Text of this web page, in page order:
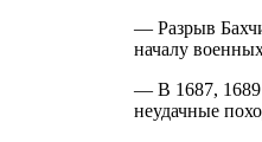
— Разрыв
началу
— В 1687, 1689
неудачные